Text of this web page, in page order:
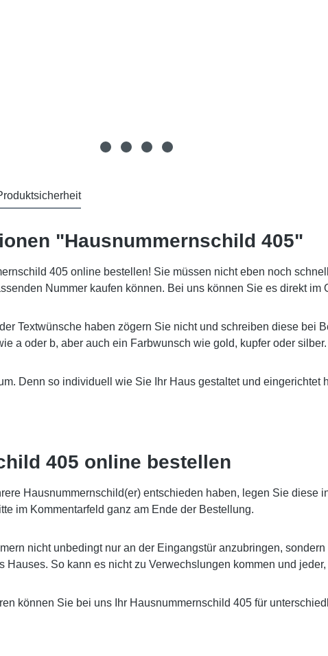
"Hausnummernschild 405"
405 online bestellen! Sie müssen nicht eben noch
Nummer kaufen können. Bei uns können Sie es direkt im
Textwünsche haben zögern Sie nicht und schreiben diese bei
a oder b, aber auch ein Farbwunsch wie gold, kupfer oder silber.
Denn so individuell wie Sie Ihr Haus gestaltet und
405 online bestellen
Hausnummernschild(er) entschieden haben, legen Sie
im Kommentarfeld ganz am Ende der Bestellung.
nicht unbedingt nur an der Eingangstür anzubringen,
Hauses. So kann es nicht zu Verwechslungen kommen und
können Sie bei uns Ihr Hausnummernschild 405 für